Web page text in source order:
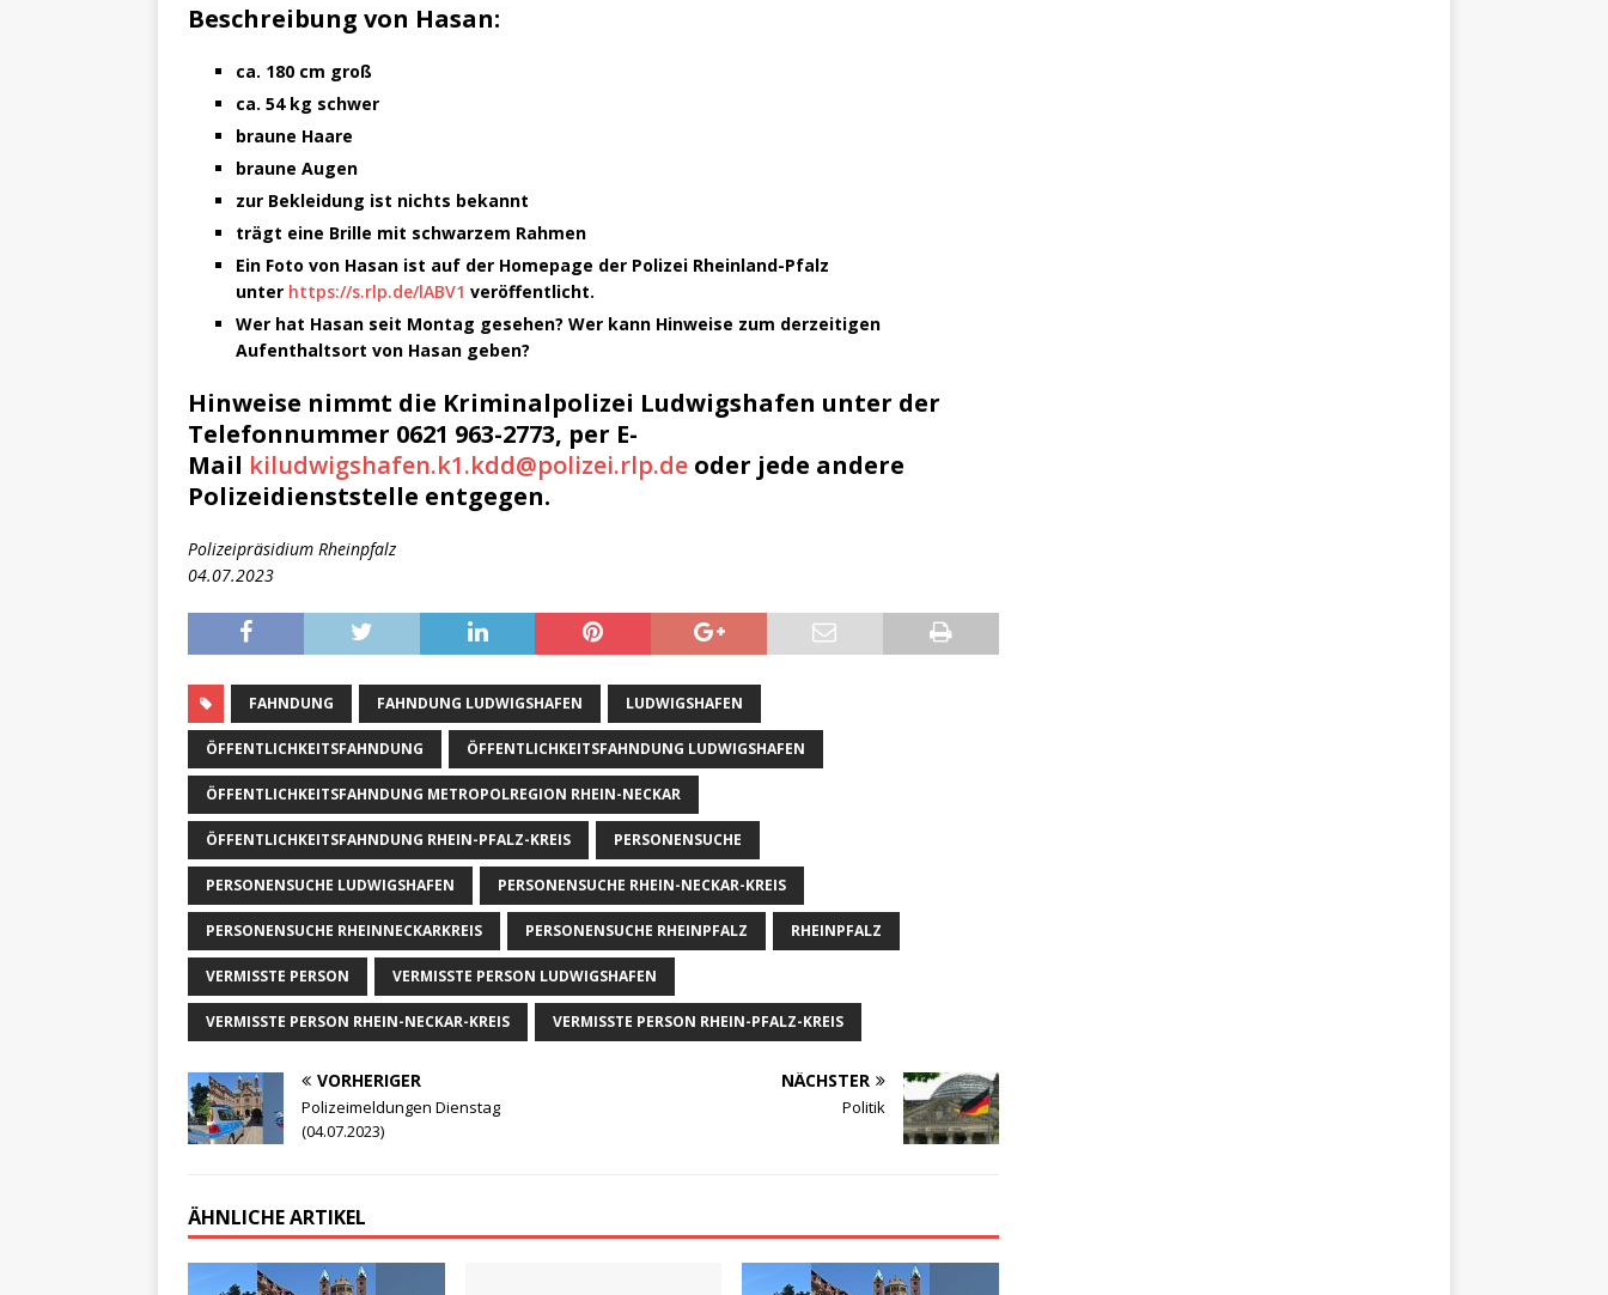
Beschreibung von Hasan:
ca. 180 cm groß
ca. 54 kg schwer
braune Haare
braune Augen
zur Bekleidung ist nichts bekannt
trägt eine Brille mit schwarzem Rahmen
Ein Foto von Hasan ist auf der Homepage der Polizei Rheinland-Pfalz
unter https://s.rlp.de/lABV1 veröffentlicht.
Wer hat Hasan seit Montag gesehen? Wer kann Hinweise zum derzeitigen
Aufenthaltsort von Hasan geben?
Hinweise nimmt die Kriminalpolizei Ludwigshafen unter der
Telefonnummer 0621 963-2773, per E-
Mail kiludwigshafen.k1.kdd@polizei.rlp.de oder jede andere
Polizeidienststelle entgegen.
Polizeipräsidium Rheinpfalz
04.07.2023
FAHNDUNG FAHNDUNG LUDWIGSHAFEN LUDWIGSHAFEN
ÖFFENTLICHKEITSFAHNDUNG ÖFFENTLICHKEITSFAHNDUNG LUDWIGSHAFEN
ÖFFENTLICHKEITSFAHNDUNG METROPOLREGION RHEIN-NECKAR
ÖFFENTLICHKEITSFAHNDUNG RHEIN-PFALZ-KREIS PERSONENSUCHE
PERSONENSUCHE LUDWIGSHAFEN PERSONENSUCHE RHEIN-NECKAR-KREIS
PERSONENSUCHE RHEINNECKARKREIS PERSONENSUCHE RHEINPFALZ RHEINPFALZ
VERMISSTE PERSON VERMISSTE PERSON LUDWIGSHAFEN
VERMISSTE PERSON RHEIN-NECKAR-KREIS VERMISSTE PERSON RHEIN-PFALZ-KREIS
VORHERIGER
Polizeimeldungen Dienstag
(04.07.2023)
NÄCHSTER
Politik
ÄHNLICHE ARTIKEL